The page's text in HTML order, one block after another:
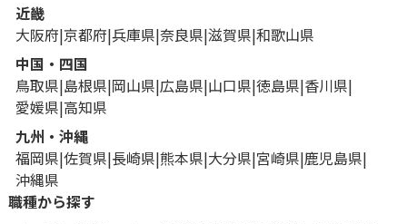
近畿
大阪府 京都府 兵庫県 奈良県 滋賀県 和歌山県
中国・四国
鳥取県 島根県 岡山県 広島県 山口県 徳島県 香川県
愛媛県 高知県
九州・沖縄
福岡県 佐賀県 長崎県 熊本県 大分県 宮崎県 鹿児島県
沖縄県
職種から探す